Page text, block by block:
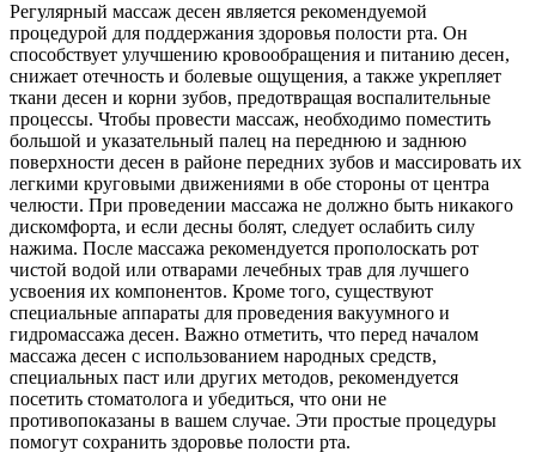
Регулярный массаж десен является рекомендуемой
процедурой для поддержания здоровья полости рта. Он
способствует улучшению кровообращения и питанию десен,
снижает отечность и болевые ощущения, а также укрепляет
ткани десен и корни зубов, предотвращая воспалительные
процессы. Чтобы провести массаж, необходимо поместить
большой и указательный палец на переднюю и заднюю
поверхности десен в районе передних зубов и массировать их
легкими круговыми движениями в обе стороны от центра
челюсти. При проведении массажа не должно быть никакого
дискомфорта, и если десны болят, следует ослабить силу
нажима. После массажа рекомендуется прополоскать рот
чистой водой или отварами лечебных трав для лучшего
усвоения их компонентов. Кроме того, существуют
специальные аппараты для проведения вакуумного и
гидромассажа десен. Важно отметить, что перед началом
массажа десен с использованием народных средств,
специальных паст или других методов, рекомендуется
посетить стоматолога и убедиться, что они не
противопоказаны в вашем случае. Эти простые процедуры
помогут сохранить здоровье полости рта.